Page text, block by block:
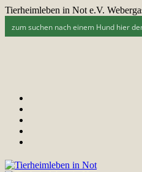
Tierheimleben in Not e.V.